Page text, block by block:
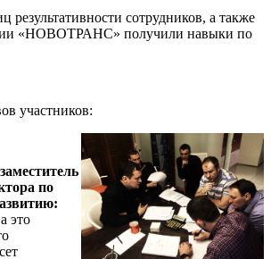
результативности сотрудников, а также
«НОВОТРАНС» получили навыки по
участников:
по
это